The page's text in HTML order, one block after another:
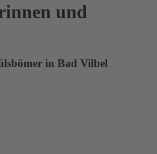
und
in Bad Vilbel